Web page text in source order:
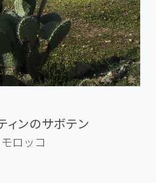
ィンのサボテン
モロッコ